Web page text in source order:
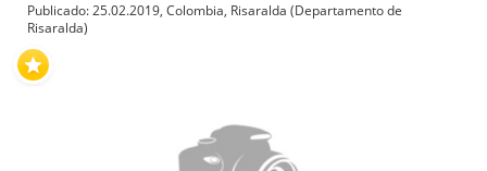
Publicado: 25.02.2019, Colombia, Risaralda (Departamento de
Risaralda)